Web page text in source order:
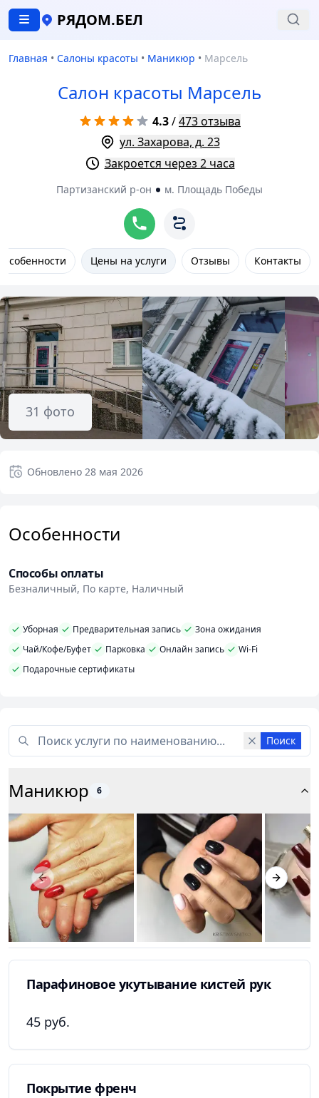
РЯДОМ.БЕЛ
Главная • Салоны красоты • Маникюр • Марсель
Салон красоты Марсель
4.3/473 отзыва
ул. Захарова, д. 23
Закроется через 2 часа
Партизанский р-он м. Площадь Победы
Особенности Цены на услуги Отзывы Контакты
31 фото
Обновлено 28 мая 2026
Особенности
Способы оплаты
Безналичный, По карте, Наличный
Уборная Предварительная запись
Зона ожидания
Чай/Кофе/Буфет
Парковка Онлайн запись
Wi-Fi
Подарочные сертификаты
Поиск
Маникюр 6
Previous slide Next
Парафиновое укутывание кистей рук
45 руб.
Покрытие френч